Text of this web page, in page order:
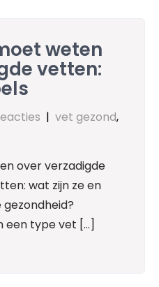
weten
vetten:
| vet gezond,
over verzadigde
wat zijn ze en
een type vet […]